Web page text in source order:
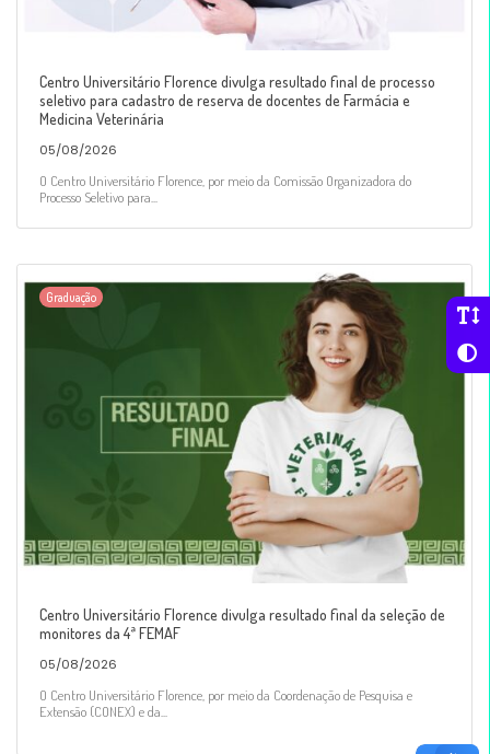
Centro Universitário Florence divulga resultado final de processo
seletivo para cadastro de reserva de docentes de Farmácia e
Medicina Veterinária
05/08/2026
O Centro Universitário Florence, por meio da Comissão Organizadora do
Processo Seletivo para...
Graduação
Centro Universitário Florence divulga resultado final da seleção de
monitores da 4ª FEMAF
05/08/2026
O Centro Universitário Florence, por meio da Coordenação de Pesquisa e
Extensão (CONEX) e da...